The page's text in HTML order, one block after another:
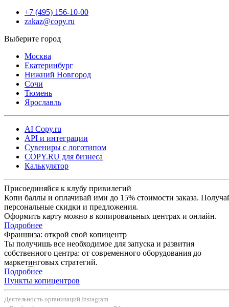
+7 (495) 156-10-00
zakaz@copy.ru
Москва
Екатеринбург
Нижний Новгород
Сочи
Тюмень
Ярославль
AI Copy.ru
API и интеграции
Сувениры с логотипом
COPY.RU для бизнеса
Калькулятор
Присоединяйся к клубу привилегий
Копи баллы и оплачивай ими до 15% стоимости заказа.
персональные скидки и предложения.
Оформить карту можно в копировальных центрах и онлайн.
Подробнее
Франшиза: открой свой копицентр
Ты получишь все необходимое для запуска и развития
собственного центра: от современного оборудования до
маркетинговых стратегий.
Подробнее
Пункты копицентров
Деятельность организаций Instagram